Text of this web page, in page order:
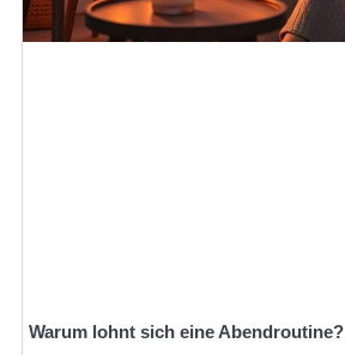
Warum lohnt sich eine Abendroutine?